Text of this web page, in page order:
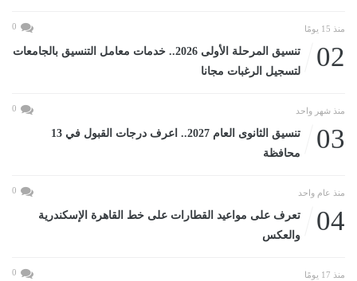
منذ 15 يومًا 0
02
تنسيق المرحلة الأولى 2026.. خدمات معامل التنسيق بالجامعات
لتسجيل الرغبات مجانا
منذ شهر واحد 0
03
تنسيق الثانوى العام 2027.. اعرف درجات القبول في 13
محافظة
منذ عام واحد 0
04
تعرف على مواعيد القطارات على خط القاهرة الإسكندرية
والعكس
منذ 17 يومًا 0